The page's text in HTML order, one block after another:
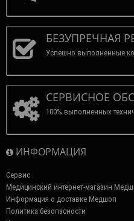
БЕЗУПРЕЧНАЯ
Успешно выполненные
СЕРВИСНОЕ
100% выполненных
ИНФОРМАЦИЯ
Сервис
Медицинский интернет-магазин
Информация о доставке Медшоп
Политика безопасности